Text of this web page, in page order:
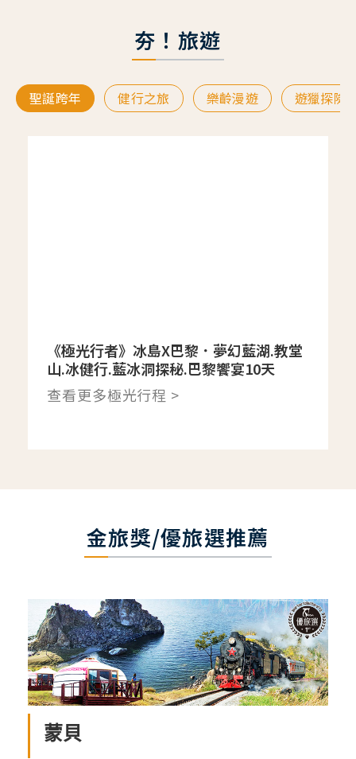
夯！旅遊
聖誕跨年 健行之旅 樂齡漫遊 遊獵探險
《極光行者》冰島X巴黎．夢幻藍湖.教堂
山.冰健行.藍冰洞探秘.巴黎饗宴10天
查看更多極光行程 >
金旅獎/優旅選推薦
蒙貝